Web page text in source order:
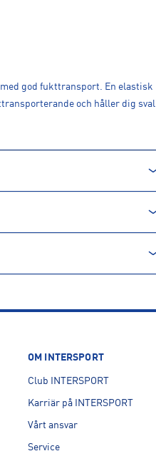
god fukttransport. En elastisk
och håller dig sval
OM INTERSPORT
Club INTERSPORT
Karriär på INTERSPORT
Vårt ansvar
Service